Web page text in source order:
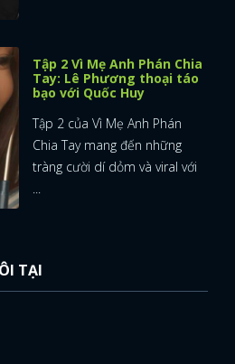
Tập 2 Vì Mẹ Anh Phán Chia
Tay: Lê Phương thoại táo
bạo với Quốc Huy
Tập 2 của Vì Mẹ Anh Phán
Chia Tay mang đến những
tràng cười dí dỏm và viral với
...
TẠI